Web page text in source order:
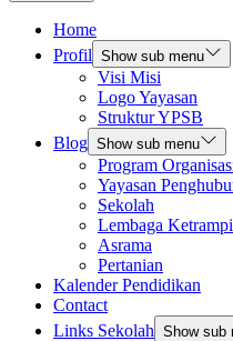
Home
Profil Show sub menu
Visi Misi
Logo Yayasan
Struktur YPSB
Blog Show sub menu
Program
Yayasan
Sekolah
Lembaga
Asrama
Pertanian
Kalender Pendidikan
Contact
Links Sekolah Show sub